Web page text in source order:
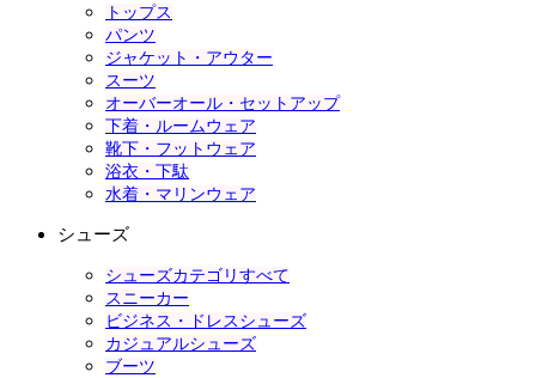
トップス
パンツ
ジャケット・アウター
スーツ
オーバーオール・セットアップ
下着・ルームウェア
靴下・フットウェア
浴衣・下駄
水着・マリンウェア
シューズ
シューズカテゴリすべて
スニーカー
ビジネス・ドレスシューズ
カジュアルシューズ
ブーツ